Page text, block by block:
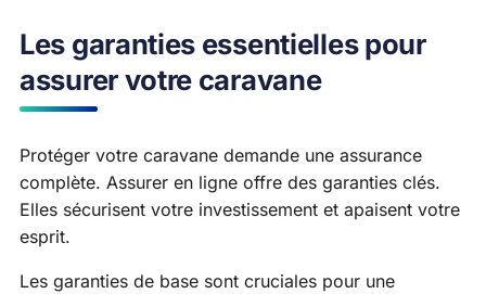
Les garanties essentielles pour
assurer votre caravane
Protéger votre caravane demande une assurance
complète. Assurer en ligne offre des garanties clés.
Elles sécurisent votre investissement et apaisent votre
esprit.
Les garanties de base sont cruciales pour une